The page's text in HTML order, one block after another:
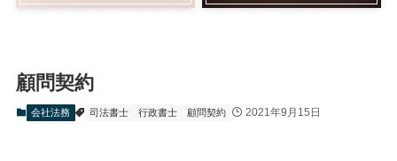
顧問契約
会社法務 司法書士 行政書士 顧問契約 2021年9月15日